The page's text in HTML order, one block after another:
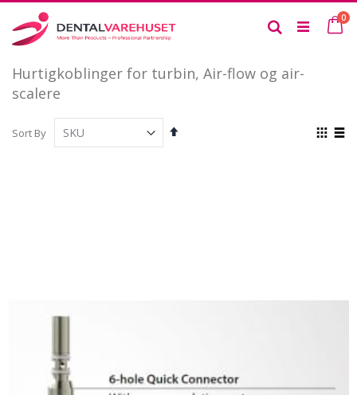
to
Content
0
Search
Hurtigkoblinger for turbin, Air-flow og air-
scalere
Sort By
Set
View